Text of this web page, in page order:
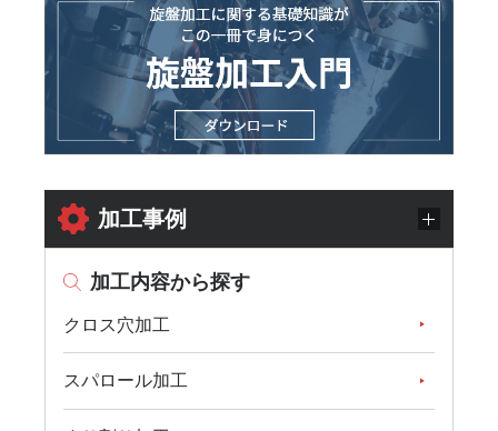
加工事例
加工内容から探す
クロス穴加工
スパロール加工